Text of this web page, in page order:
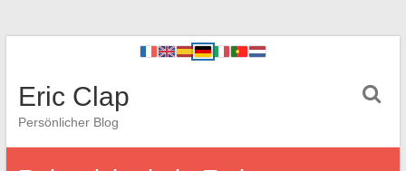
Eric Clap
Persönlicher Blog